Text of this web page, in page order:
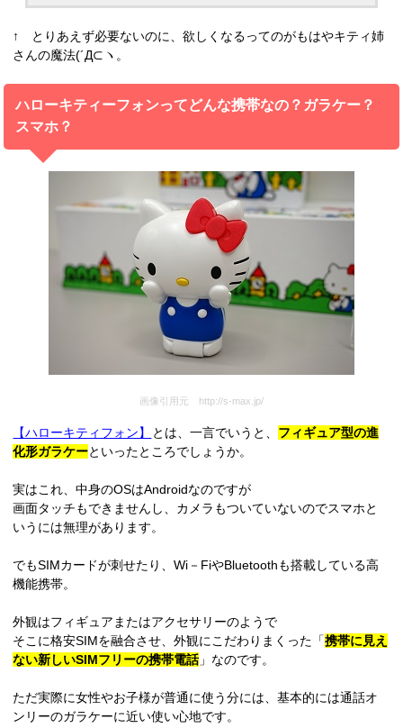
↑ とりあえず必要ないのに、欲しくなるってのがもはやキティ姉
さんの魔法(´Д⊂ヽ。
ハローキティーフォンってどんな携帯なの？ガラケー？
スマホ？
画像引用元 http://s-max.jp/
【ハローキティフォン】 とは、一言でいうと、 フィギュア型の進
化形ガラケーといったところでしょうか。
実はこれ、中身のOSはAndroidなのですが
画面タッチもできませんし、カメラもついていないのでスマホと
いうには無理があります。
でもSIMカードが刺せたり、Wi－FiやBluetoothも搭載している高
機能携帯。
外観はフィギュアまたはアクセサリーのようで
そこに格安SIMを融合させ、外観にこだわりまくった「携帯に見え
ない新しいSIMフリーの携帯電話」なのです。
ただ実際に女性やお子様が普通に使う分には、基本的には通話オ
ンリーのガラケーに近い使い心地です。